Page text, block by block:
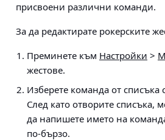
присвоени различни команди.
За да редактирате рокерските
Преминете към Настройки >
жестове.
Изберете команда от списъка
След като отворите списъка,
да напишете името на
по-бързо.